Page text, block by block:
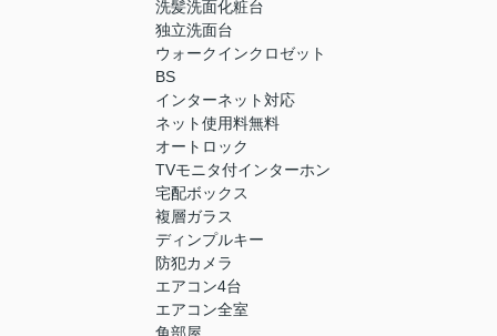
洗髪洗面化粧台
独立洗面台
ウォークインクロゼット
BS
インターネット対応
ネット使用料無料
オートロック
TVモニタ付インターホン
宅配ボックス
複層ガラス
ディンプルキー
防犯カメラ
エアコン4台
エアコン全室